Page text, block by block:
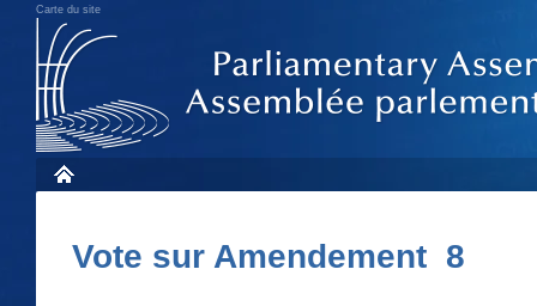
Carte du site
Vote sur Amendement 8